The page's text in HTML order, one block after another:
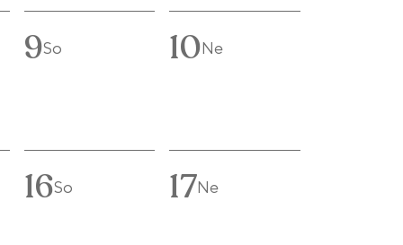
9So 10Ne
16So 17Ne